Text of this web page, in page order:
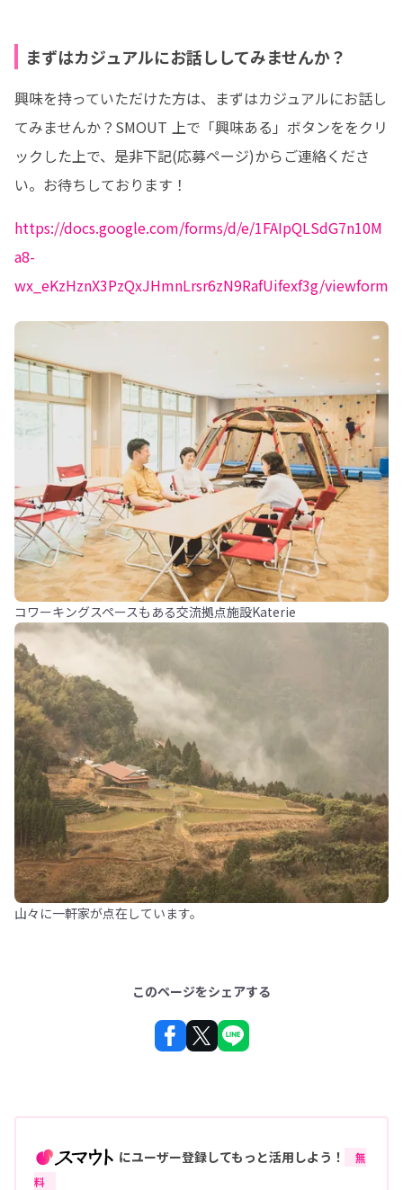
まずはカジュアルにお話ししてみませんか？
興味を持っていただけた方は、まずはカジュアルにお話し
てみませんか？SMOUT 上で「興味ある」ボタンををクリ
ックした上で、是非下記(応募ページ)からご連絡くださ
い。お待ちしております！
https://docs.google.com/forms/d/e/1FAIpQLSdG7n10M
a8-
wx_eKzHznX3PzQxJHmnLrsr6zN9RafUifexf3g/viewform
コワーキングスペースもある交流拠点施設Katerie
山々に一軒家が点在しています。
このページをシェアする
にユーザー登録してもっと活用しよう！
無
料